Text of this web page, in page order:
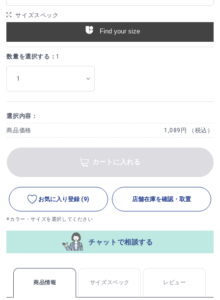
サイズスペック
Find your size
数量を選択する： 1
選択内容：
商品価格 1,089円 （税込）
カートに入れる
お気に入り登録 (9) 店舗在庫を確認・取置
※カラー・サイズを選択してください
チャットで相談する
商品情報 サイズスペック レビュー